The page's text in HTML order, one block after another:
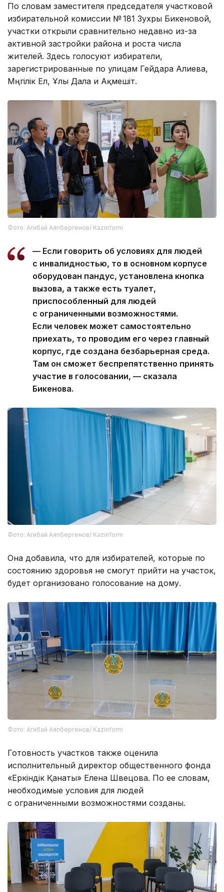
По словам заместителя председателя участковой
избирательной комиссии № 181 Зухры Бикеновой,
участки открыли сравнительно недавно из-за
активной застройки района и роста числа
жителей. Здесь голосуют избиратели,
зарегистрированные по улицам Гейдара Алиева,
Мәңгілік Ел, Ұлы Дала и Ақмешіт.
Фото: Агибай Аяпбергенов/ Kazinform
— Если говорить об условиях для людей
с инвалидностью, то в основном корпусе
оборудован пандус, установлена кнопка
вызова, а также есть туалет,
приспособленный для людей
с ограниченными возможностями.
Если человек может самостоятельно
приехать, то проводим его через главный
корпус, где создана безбарьерная среда.
Там он сможет беспрепятственно принять
участие в голосовании, — сказала
Бикенова.
Фото: Агибай Аяпбергенов/ Kazinform
Она добавила, что для избирателей, которые по
состоянию здоровья не смогут прийти на участок,
будет организовано голосование на дому.
Фото: Агибай Аяпбергенов/ Kazinform
Готовность участков также оценила
исполнительный директор общественного фонда
«Еркіндік Қанаты» Елена Швецова. По ее словам,
необходимые условия для людей
с ограниченными возможностями созданы.